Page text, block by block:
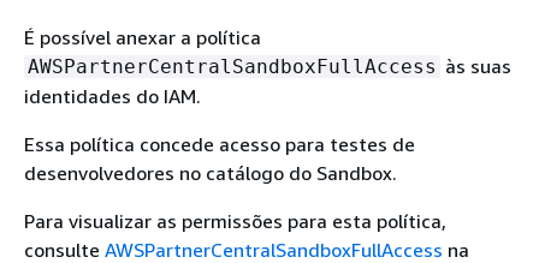
É possível anexar a política
AWSPartnerCentralSandboxFullAccess às suas
identidades do IAM.
Essa política concede acesso para testes de
desenvolvedores no catálogo do Sandbox.
Para visualizar as permissões para esta política,
consulte AWSPartnerCentralSandboxFullAccess na